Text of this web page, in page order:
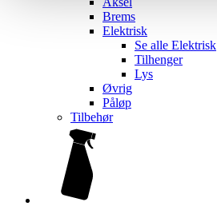
Brems
Elektrisk
Se alle Elektrisk
Tilhenger
Lys
Øvrig
Påløp
Tilbehør